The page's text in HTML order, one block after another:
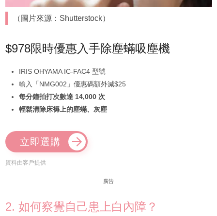
（圖片來源：Shutterstock）
$978限時優惠入手除塵蟎吸塵機
IRIS OHYAMA IC-FAC4 型號
輸入「NMG002」優惠碼額外減$25
每分鐘拍打次數達 14,000 次
輕鬆清除床褥上的塵蟎、灰塵
立即選購
資料由客戶提供
廣告
2. 如何察覺自己患上白內障？